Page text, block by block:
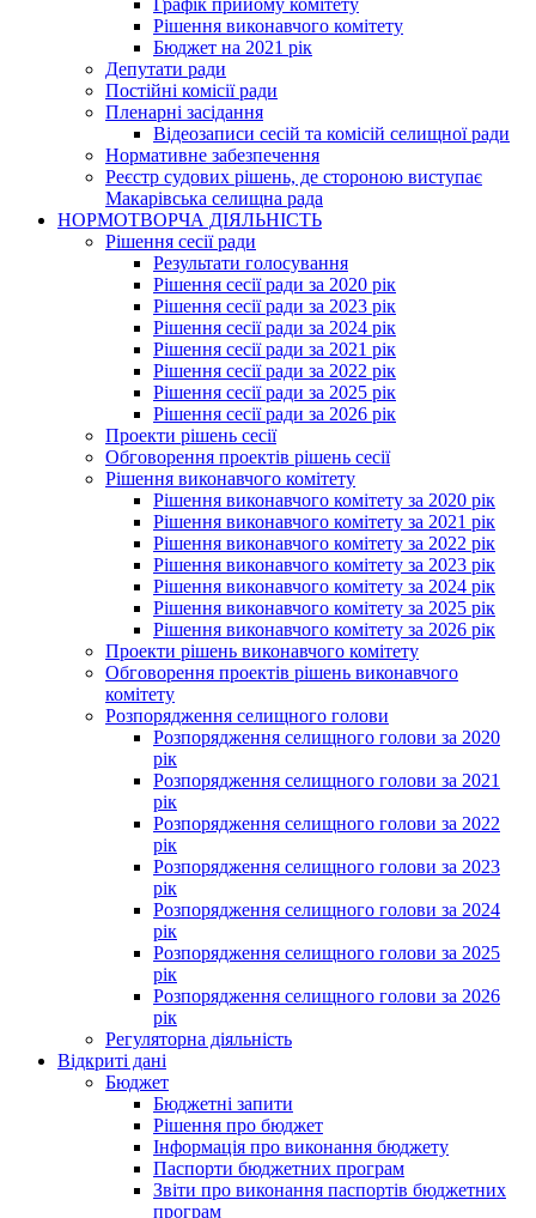
Графік прийому комітету
Рішення виконавчого комітету
Бюджет на 2021 рік
Депутати ради
Постійні комісії ради
Пленарні засідання
Відеозаписи сесій та комісій селищної ради
Нормативне забезпечення
Реєстр судових рішень, де стороною виступає
Макарівська селищна рада
НОРМОТВОРЧА ДІЯЛЬНІСТЬ
Рішення сесії ради
Результати голосування
Рішення сесії ради за 2020 рік
Рішення сесії ради за 2023 рік
Рішення сесії ради за 2024 рік
Рішення сесії ради за 2021 рік
Рішення сесії ради за 2022 рік
Рішення сесії ради за 2025 рік
Рішення сесії ради за 2026 рік
Проекти рішень сесії
Обговорення проектів рішень сесії
Рішення виконавчого комітету
Рішення виконавчого комітету за 2020 рік
Рішення виконавчого комітету за 2021 рік
Рішення виконавчого комітету за 2022 рік
Рішення виконавчого комітету за 2023 рік
Рішення виконавчого комітету за 2024 рік
Рішення виконавчого комітету за 2025 рік
Рішення виконавчого комітету за 2026 рік
Проекти рішень виконавчого комітету
Обговорення проектів рішень виконавчого
комітету
Розпорядження селищного голови
Розпорядження селищного голови за 2020
рік
Розпорядження селищного голови за 2021
рік
Розпорядження селищного голови за 2022
рік
Розпорядження селищного голови за 2023
рік
Розпорядження селищного голови за 2024
рік
Розпорядження селищного голови за 2025
рік
Розпорядження селищного голови за 2026
рік
Регуляторна діяльність
Відкриті дані
Бюджет
Бюджетні запити
Рішення про бюджет
Інформація про виконання бюджету
Паспорти бюджетних програм
Звіти про виконання паспортів бюджетних
програм